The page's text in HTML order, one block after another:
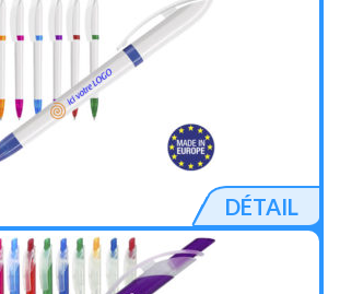
DÉTAIL